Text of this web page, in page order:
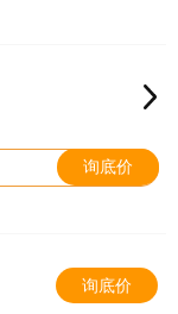
询底价
询底价